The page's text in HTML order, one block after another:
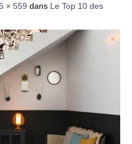
× 559 dans Le Top 10 des